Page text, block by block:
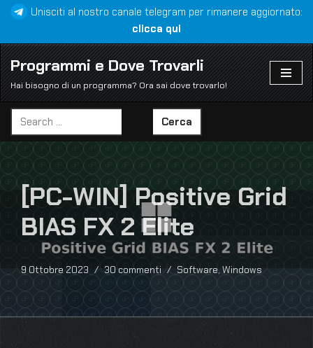
al
contenuto
Unisciti al nostro canale telegram per rimanere aggiornato:
clicca qui
Programmi e Dove Trovarli
Hai bisogno di un programma? Ora sai dove trovarlo!
Cerca
[PC-WIN] Positive Grid
BIAS FX 2 Elite
9 Ottobre 2023 30 commenti Software,Windows